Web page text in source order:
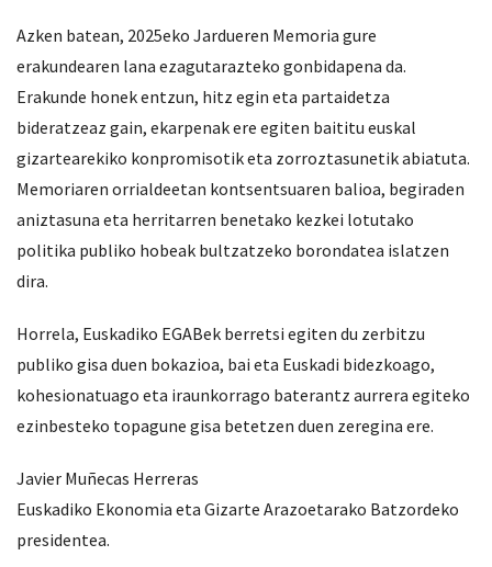
Azken batean, 2025eko Jardueren Memoria gure
erakundearen lana ezagutarazteko gonbidapena da.
Erakunde honek entzun, hitz egin eta partaidetza
bideratzeaz gain, ekarpenak ere egiten baititu euskal
gizartearekiko konpromisotik eta zorroztasunetik abiatuta.
Memoriaren orrialdeetan kontsentsuaren balioa, begiraden
aniztasuna eta herritarren benetako kezkei lotutako
politika publiko hobeak bultzatzeko borondatea islatzen
dira.
Horrela, Euskadiko EGABek berretsi egiten du zerbitzu
publiko gisa duen bokazioa, bai eta Euskadi bidezkoago,
kohesionatuago eta iraunkorrago baterantz aurrera egiteko
ezinbesteko topagune gisa betetzen duen zeregina ere.
Javier Muñecas Herreras
Euskadiko Ekonomia eta Gizarte Arazoetarako Batzordeko
presidentea.